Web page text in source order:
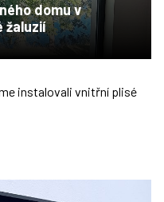
domu v
žaluzií
instalovali vnitřní plisé